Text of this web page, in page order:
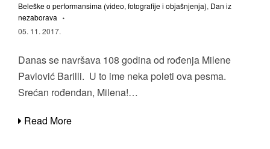
Beleške o performansima (video, fotografije i objašnjenja), Dan iz
nezaborava
05. 11. 2017.
Danas se navršava 108 godina od rođenja Milene
Pavlović Barilli. U to ime neka poleti ova pesma.
Srećan rođendan, Milena!…
Read More